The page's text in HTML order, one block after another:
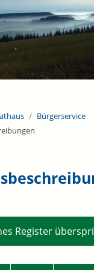
Bürgerservice
Register